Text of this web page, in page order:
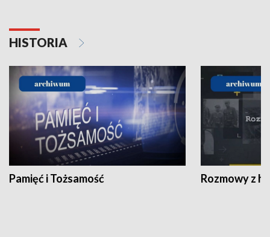
HISTORIA
Pamięć i Tożsamość Rozmowy z